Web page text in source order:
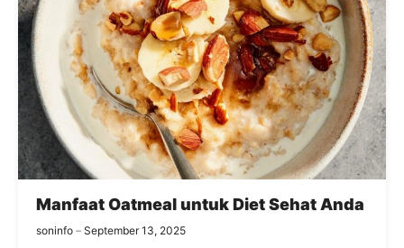
Manfaat Oatmeal untuk Diet Sehat Anda
soninfo September 13, 2025